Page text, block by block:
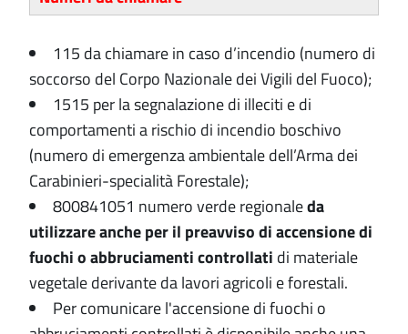
115 da chiamare in caso d’incendio (numero di
soccorso del Corpo Nazionale dei Vigili del Fuoco);
1515 per la segnalazione di illeciti e di
comportamenti a rischio di incendio boschivo
(numero di emergenza ambientale dell’Arma dei
Carabinieri-specialità Forestale);
800841051 numero verde regionaleda
utilizzare anche per il preavviso di accensione di
fuochi o abbruciamenti controllati di materiale
vegetale derivante da lavori agricoli e forestali.
Per comunicare l'accensione di fuochi o